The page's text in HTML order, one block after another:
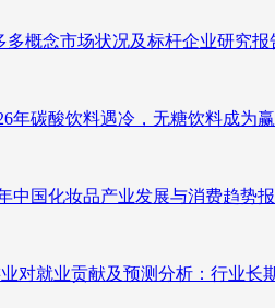
多概念市场状况及标杆企业研究报
年碳酸饮料遇冷，无糖饮料成为
中国化妆品产业发展与消费趋势
业对就业贡献及预测分析：行业